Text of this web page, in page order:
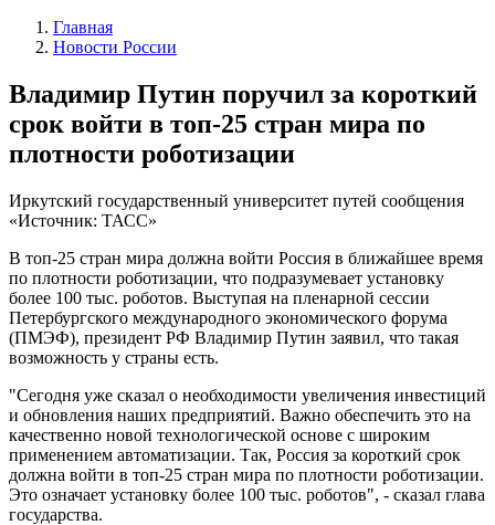
Главная
Новости России
Владимир Путин поручил за короткий
срок войти в топ-25 стран мира по
плотности роботизации
Иркутский государственный университет путей сообщения
«Источник: ТАСС»
В топ-25 стран мира должна войти Россия в ближайшее время
по плотности роботизации, что подразумевает установку
более 100 тыс. роботов. Выступая на пленарной сессии
Петербургского международного экономического форума
(ПМЭФ), президент РФ Владимир Путин заявил, что такая
возможность у страны есть.
"Сегодня уже сказал о необходимости увеличения инвестиций
и обновления наших предприятий. Важно обеспечить это на
качественно новой технологической основе с широким
применением автоматизации. Так, Россия за короткий срок
должна войти в топ-25 стран мира по плотности роботизации.
Это означает установку более 100 тыс. роботов", - сказал глава
государства.